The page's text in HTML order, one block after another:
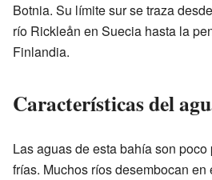
Botnia. Su límite sur se traza
río Rickleån en Suecia hasta la
Finlandia.
Características del
Las aguas de esta bahía son
frías. Muchos ríos desembocan